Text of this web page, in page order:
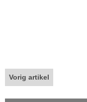
Vorig artikel